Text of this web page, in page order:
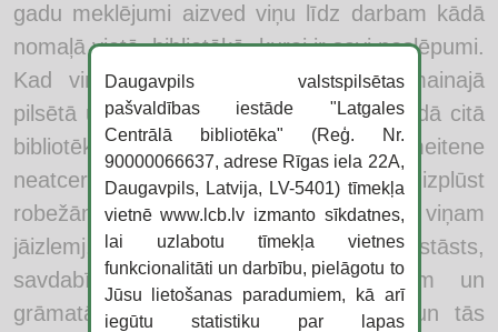
gadu meklējumi aizved viņu līdz darbam kādā
nomaļā vietā, bibliotēkā, kurai ir savi noslēpumi.
Kad viņš beidzot nonāk tai noslēpumainajā
pilsētā un sastop savu mīļoto, kura strādā citā
bibliotēkā – sapņu bibliotēkā, meitene
neatceras abu bijušo dzīvi, un, sākot izplūst
robežām starp īstenību un sapņojumu, viņam
jāizlemj, ko pats ir gatavs zaudēt. Mīlas stāsts,
savdabīgs ceļojums, oda bibliotēkām un
grāmatām, ko tās glabā, – “Pilsēta un tās
Daugavpils valstspilsētas
pašvaldības iestāde "Latgales
Centrālā bibliotēka" (Reģ. Nr.
90000066637, adrese Rīgas iela 22A,
Daugavpils, Latvija, LV-5401) tīmekļa
vietnē www.lcb.lv izmanto sīkdatnes,
lai uzlabotu tīmekļa vietnes
funkcionalitāti un darbību, pielāgotu to
Jūsu lietošanas paradumiem, kā arī
iegūtu statistiku par lapas